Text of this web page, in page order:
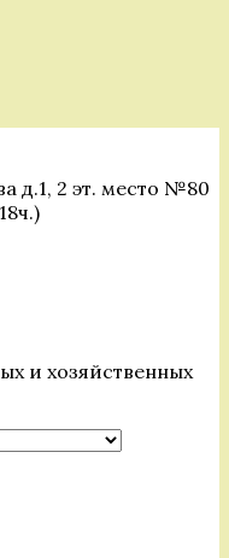
д.1, 2 эт. место №80
и хозяйственных